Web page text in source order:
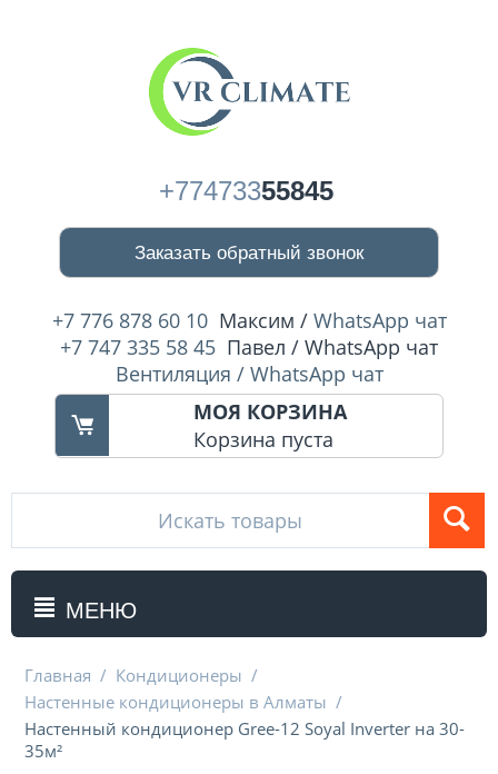
+77473355845
Заказать обратный звонок
+7 776 878 60 10 Максим / WhatsApp чат
+7 747 335 58 45 Павел / WhatsApp чат
Вентиляция / WhatsApp чат
МОЯ КОРЗИНА
Корзина пуста
МЕНЮ
Главная / Кондиционеры /
Настенные кондиционеры в Алматы /
Настенный кондиционер Gree-12 Soyal Inverter на 30-
35м²